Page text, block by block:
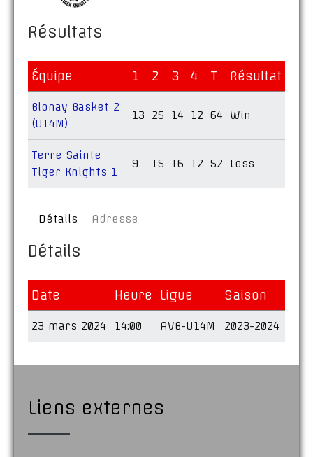
Résultats
Équipe 1 2 3 4 T Résultat
Blonay Basket 2
(U14M)
13 25 14 12 64 Win
Terre Sainte
Tiger Knights 1
9 15 16 12 52 Loss
Détails Adresse
Détails
Date Heure Ligue Saison
23 mars 2024 14:00 AVB-U14M 2023-2024
Liens externes